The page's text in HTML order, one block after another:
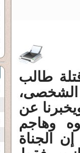
طالب
الشخصى،
عن
وهاجم
الجناة